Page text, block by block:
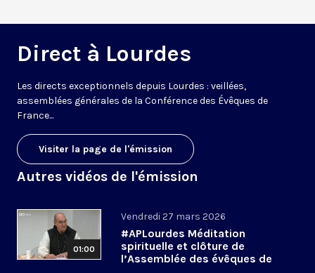
Direct à Lourdes
Les directs exceptionnels depuis Lourdes : veillées,
assemblées générales de la Conférence des Évêques de
France...
Visiter la page de l'émission
Autres vidéos de l'émission
01:00
Vendredi 27 mars 2026
#APLourdes Méditation
spirituelle et clôture de
l’Assemblée des évêques de